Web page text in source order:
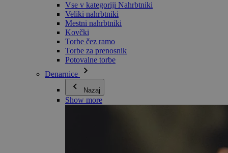
Vse v kategoriji Nahrbtniki
Veliki nahrbtniki
Mestni nahrbtniki
Kovčki
Torbe čez ramo
Torbe za prenosnik
Potovalne torbe
Denarnice
Nazaj
Show more